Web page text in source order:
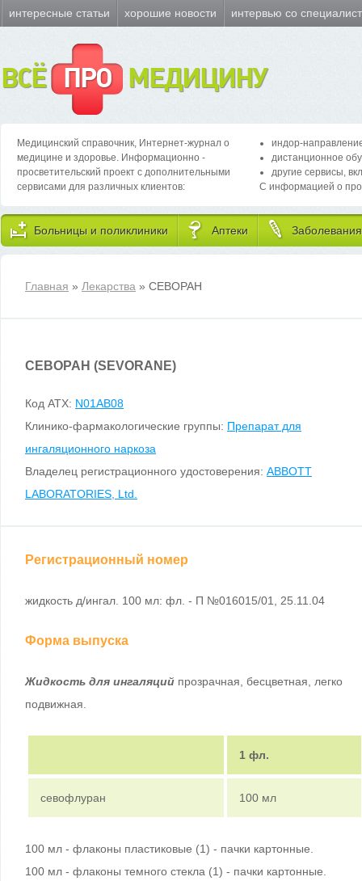
интересные статьи хорошие новости интервью со
ВСЁ ПРО МЕДИЦИНУ
Медицинский справочник, Интернет-журнал о
медицине и здоровье. Информационно -
просветительский проект с дополнительными
сервисами для различных клиентов:
индор-
дистанционное
другие сервисы,
С информацией о
Больницы и поликлиники Аптеки Заболевания
Главная » Лекарства » СЕВОРАН
СЕВОРАН (SEVORANE)
Код ATX: N01AB08
Клинико-фармакологические группы: Препарат для
ингаляционного наркоза
Владелец регистрационного удостоверения: ABBOTT
LABORATORIES, Ltd.
Регистрационный номер
жидкость д/ингал. 100 мл: фл. - П №016015/01, 25.11.04
Форма выпуска
Жидкость для ингаляций прозрачная, бесцветная, легко
подвижная.
1 фл.
севофлуран 100 мл
100 мл - флаконы пластиковые (1) - пачки картонные.
100 мл - флаконы темного стекла (1) - пачки картонные.